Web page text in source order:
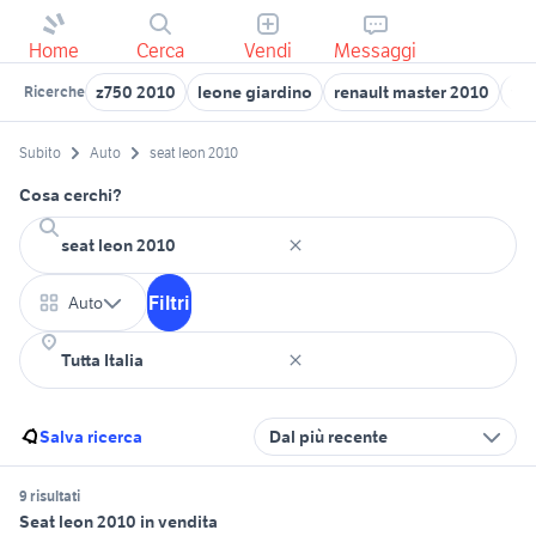
Home Cerca Vendi Messaggi
Ricerche z750 2010 leone giardino renault master 2010
Subito Auto seat leon 2010
Cosa cerchi?
Auto Filtri
Salva ricerca Dal più recente
9 risultati
Seat leon 2010 in vendita